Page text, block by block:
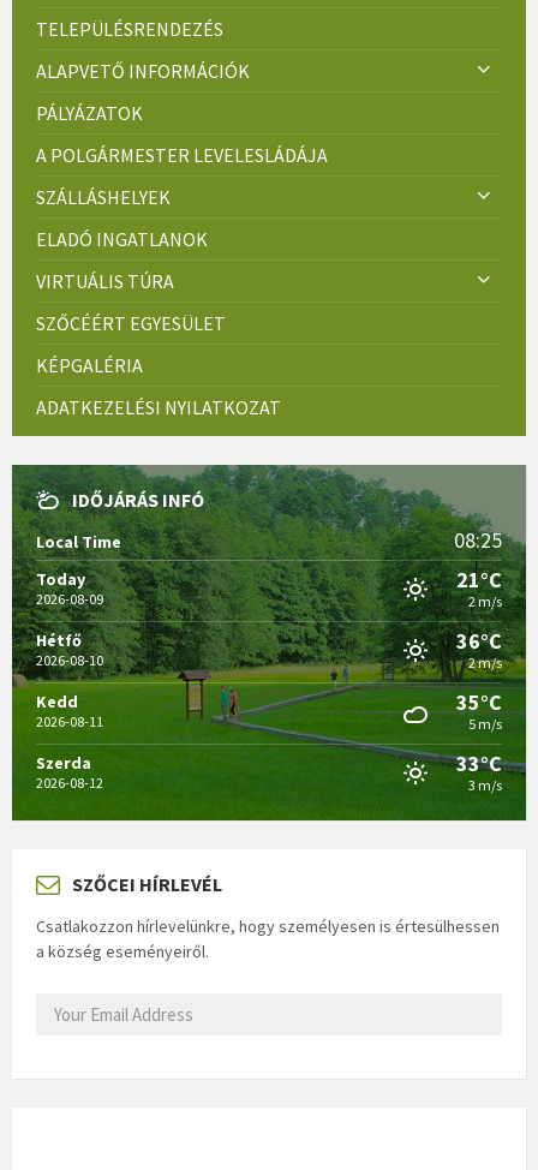
TELEPÜLÉSRENDEZÉS
ALAPVETŐ INFORMÁCIÓK
PÁLYÁZATOK
A POLGÁRMESTER LEVELESLÁDÁJA
SZÁLLÁSHELYEK
ELADÓ INGATLANOK
VIRTUÁLIS TÚRA
SZŐCÉÉRT EGYESÜLET
KÉPGALÉRIA
ADATKEZELÉSI NYILATKOZAT
IDŐJÁRÁS INFÓ
Local Time 08:25
Today
2026-08-09
21°C
2 m/s
Hétfő
2026-08-10
36°C
2 m/s
Kedd
2026-08-11
35°C
5 m/s
Szerda
2026-08-12
33°C
3 m/s
SZŐCEI HÍRLEVÉL
Csatlakozzon hírlevelünkre, hogy személyesen is értesülhessen
a község eseményeiről.